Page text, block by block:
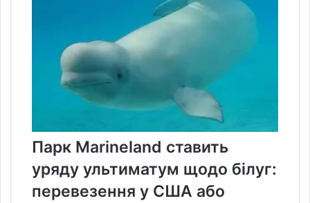
Парк Marineland ставить
уряду ультиматум щодо білуг:
перевезення у США або